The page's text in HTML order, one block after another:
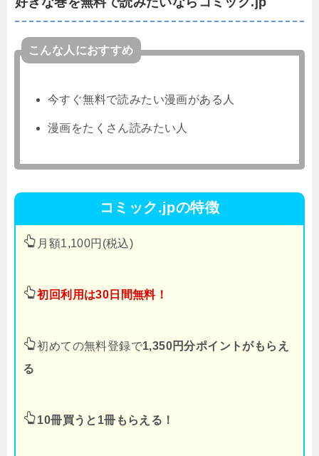
こんな人におすすめ
今すぐ無料で読みたい漫画がある人
漫画をたくさん読みたい人
コミック.jpの特徴
月額1,100円(税込)
初回利用は30日間無料！
初めての無料登録で1,350円分ポイントがもらえ
る
10冊買うと1冊もらえる！